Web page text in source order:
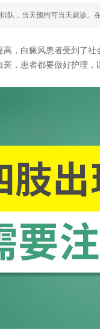
队，当天预约可当天就诊。
白癜风患者受到了社
，患者都要做好护理